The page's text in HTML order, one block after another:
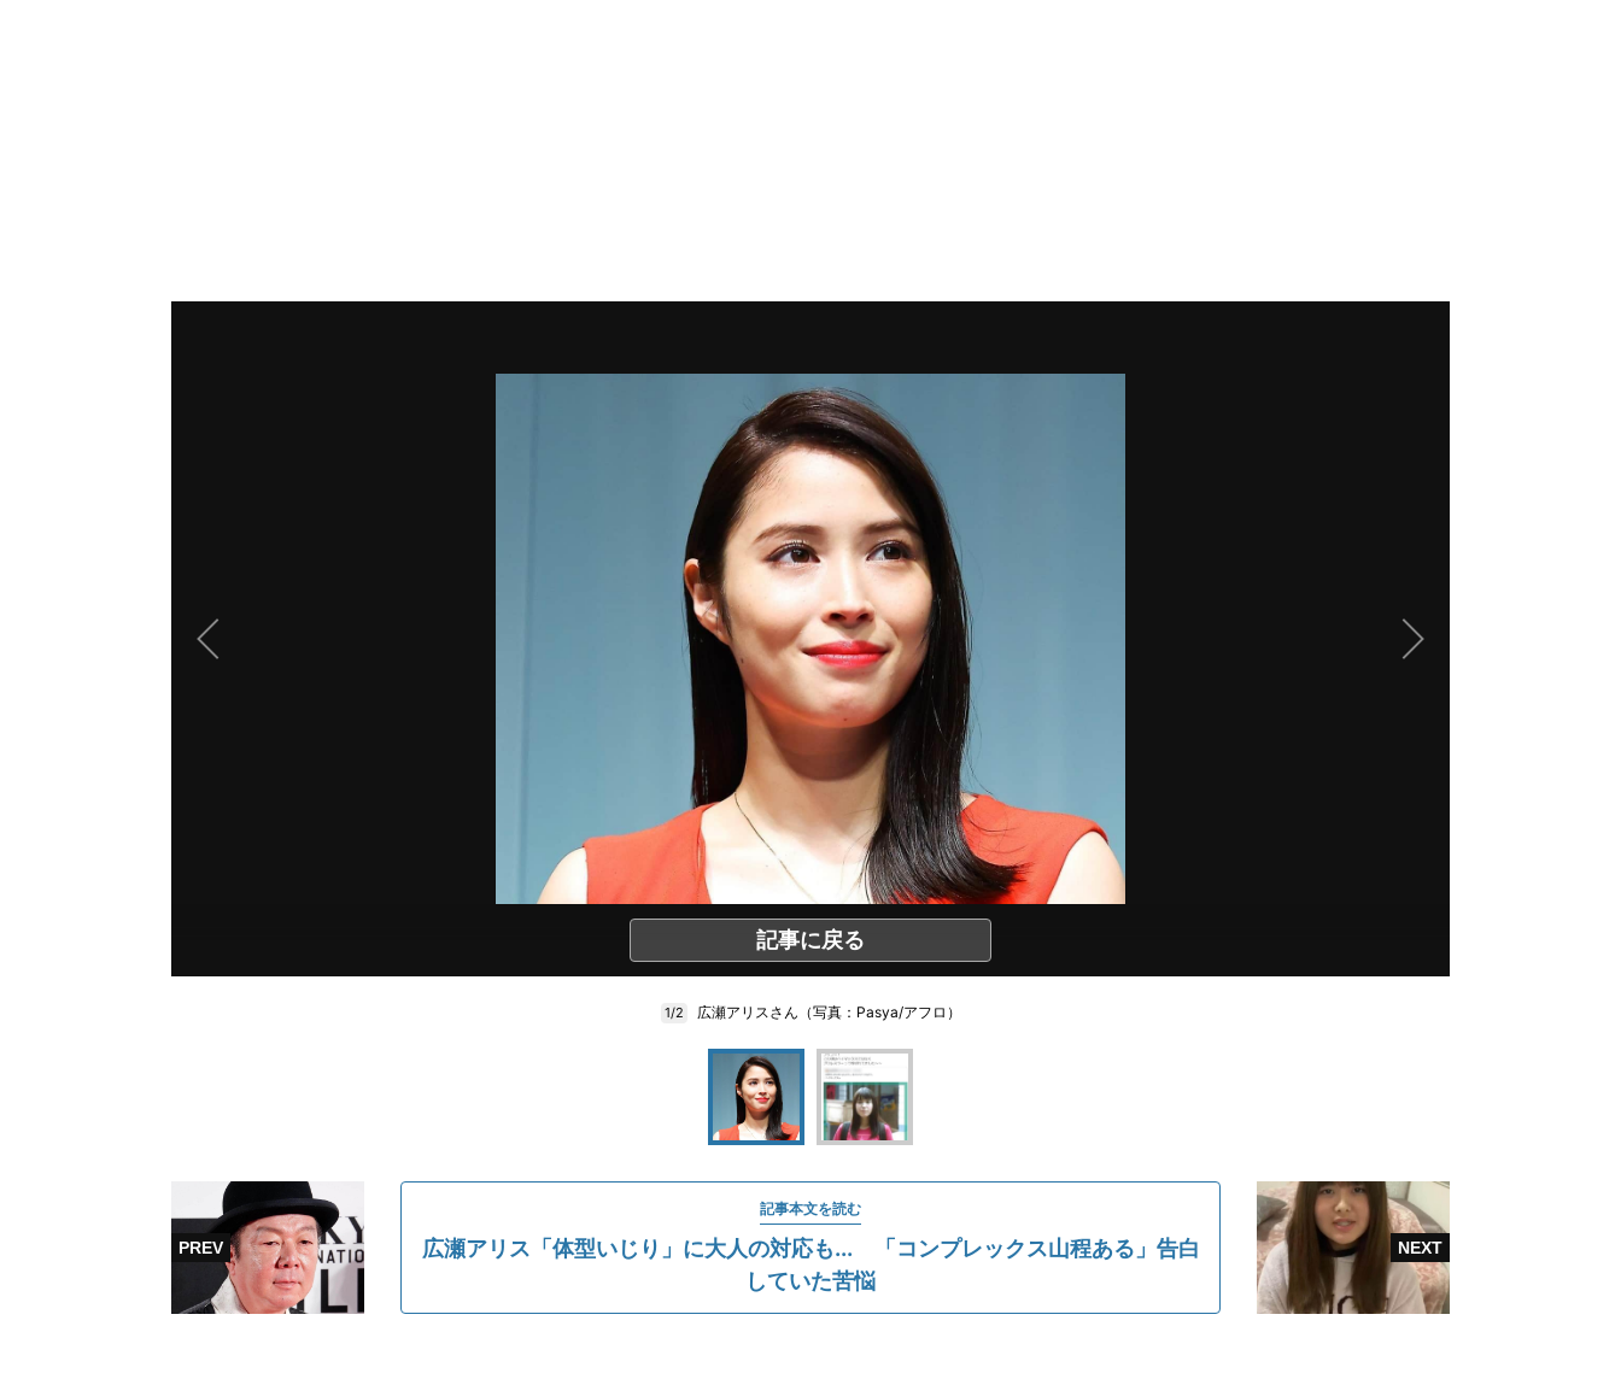
記事に戻る
1/2 広瀬アリスさん（写真：Pasya/アフロ）
記事本文を読む
広瀬アリス「体型いじり」に大人の対応も... 「コンプレックス山程ある」告白
していた苦悩